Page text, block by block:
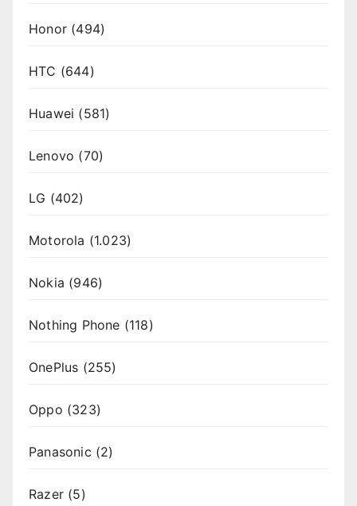
Honor (494)
HTC (644)
Huawei (581)
Lenovo (70)
LG (402)
Motorola (1.023)
Nokia (946)
Nothing Phone (118)
OnePlus (255)
Oppo (323)
Panasonic (2)
Razer (5)